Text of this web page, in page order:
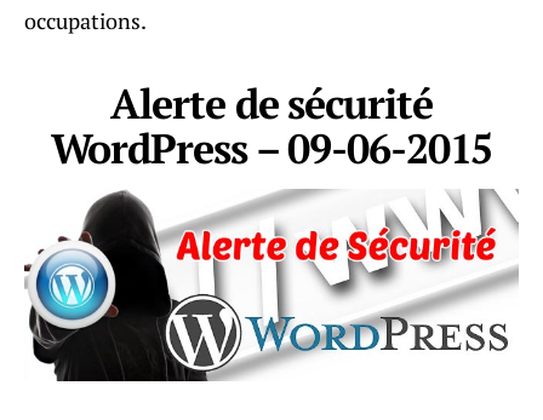
occupations.
Alerte de sécurité
WordPress – 09-06-2015